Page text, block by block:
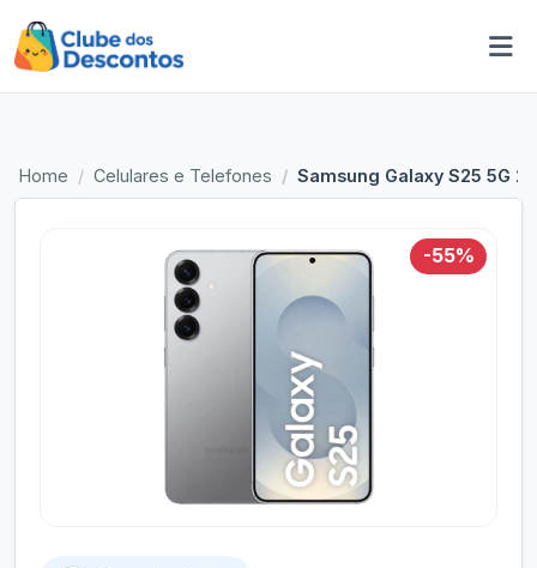
Home Celulares e Telefones Samsung Galaxy S25 5G
-55%